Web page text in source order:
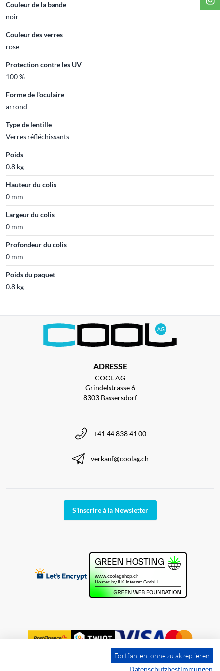
Couleur de la bande
noir
Couleur des verres
rose
Protection contre les UV
100 %
Forme de l'oculaire
arrondi
Type de lentille
Verres réfléchissants
Poids
0.8 kg
Hauteur du colis
0 mm
Largeur du colis
0 mm
Profondeur du colis
0 mm
Poids du paquet
0.8 kg
ADRESSE
COOL AG
Grindelstrasse 6
8303 Bassersdorf
+41 44 838 41 00
verkauf@coolag.ch
S'inscrire à la Newsletter
Fortfahren, ohne zu akzeptieren
Datenschutzbestimmungen